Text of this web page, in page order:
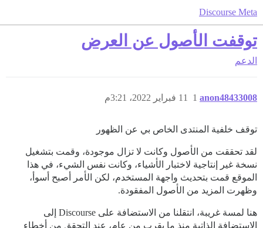
Discourse Meta
توقفت الأصول عن العرض
الدعم
anon48433008 11 فبراير 2022، 3:21م 1
توقف خلفية المنتدى الخاص بي عن الظهور
لقد تحققت من الأصول وكانت لا تزال موجودة، وقمت بتشغيل
نسخة غير إنتاجية لاختبار الأشياء، وكانت نفس الشيء، في هذا
الموقع قمت بتحديث واجهة المستخدم، لكن الأمر أصبح أسوأ،
وظهرت المزيد من الأصول المفقودة.
هنا لمسة غريبة، انتقلنا من الاستضافة على Discourse إلى
الاستضافة الذاتية منذ ما يقرب من عام، عند التحقق من أخطاء